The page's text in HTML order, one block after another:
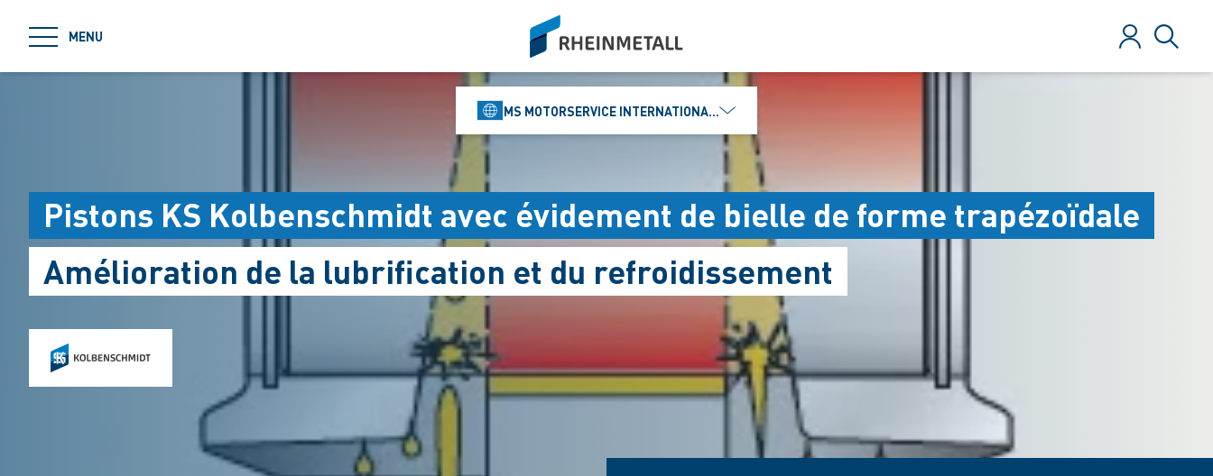
MENU
siteLogo
Se connecter
MS MOTORSERVICE INTERNATIONAL GMBH
Pistons KS Kolbenschmidt avec évidement de bielle de forme trapézoïdale
Amélioration de la lubrification et du refroidissement